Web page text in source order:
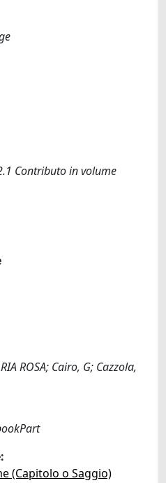
Contributo in volume
ROSA; Cairo, G; Cazzola,
(Capitolo o Saggio)